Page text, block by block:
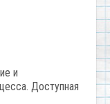
и
Доступная